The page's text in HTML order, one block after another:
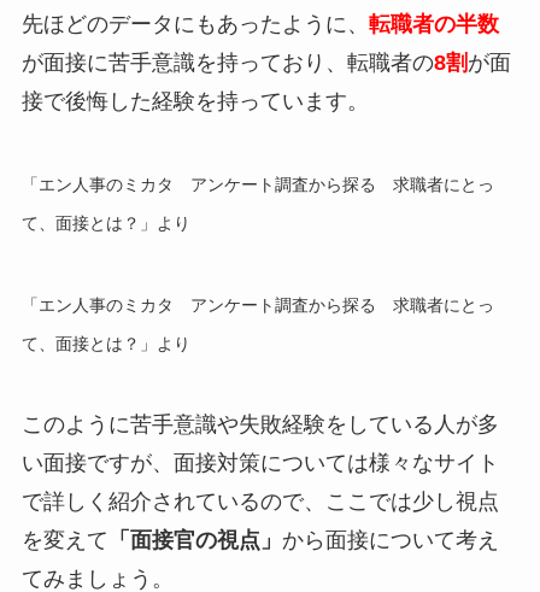
先ほどのデータにもあったように、 転職者の半数
が面接に苦手意識を持っており、転職者の8割 が面
接で後悔した経験を持っています。
「エン人事のミカタ アンケート調査から探る 求職者にとっ
て、面接とは？」より
「エン人事のミカタ アンケート調査から探る 求職者にとっ
て、面接とは？」より
このように苦手意識や失敗経験をしている人が多
い面接ですが、面接対策については様々なサイト
で詳しく紹介されているので、ここでは少し視点
を変えて 「面接官の視点」 から面接について考え
てみましょう。